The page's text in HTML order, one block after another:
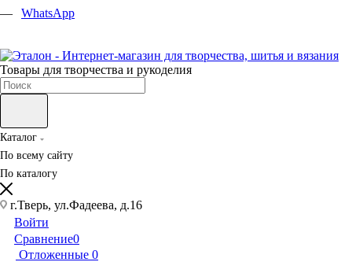
WhatsApp
Товары для творчества и рукоделия
Каталог
По всему сайту
По каталогу
г.Тверь, ул.Фадеева, д.16
Войти
Сравнение0
Отложенные 0